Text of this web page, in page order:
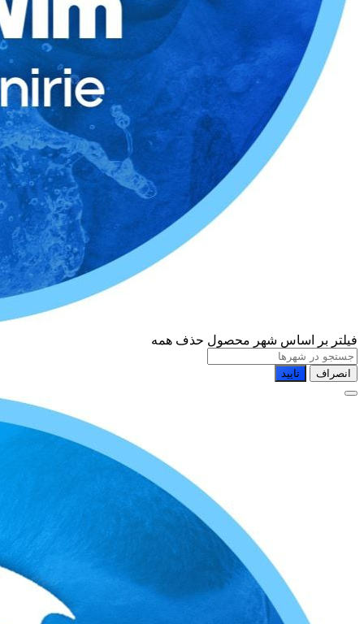
فیلتر بر اساس شهر محصول حذف همه
انصراف تایید